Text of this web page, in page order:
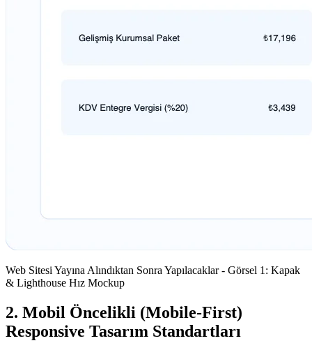
Web Sitesi Yayına Alındıktan Sonra Yapılacaklar - Görsel 1: Kapak
& Lighthouse Hız Mockup
2. Mobil Öncelikli (Mobile-First)
Responsive Tasarım Standartları